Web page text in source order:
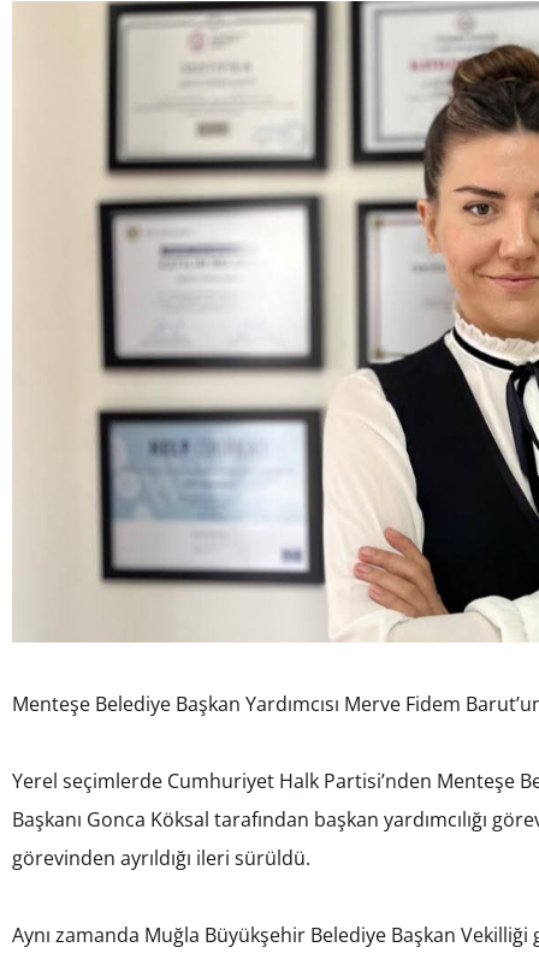
Menteşe Belediye Başkan Yardımcısı Merve Fidem
Yerel seçimlerde Cumhuriyet Halk Partisi’nden Menteşe
Başkanı Gonca Köksal tarafından başkan yardımcılığı
görevinden ayrıldığı ileri sürüldü.
Aynı zamanda Muğla Büyükşehir Belediye Başkan